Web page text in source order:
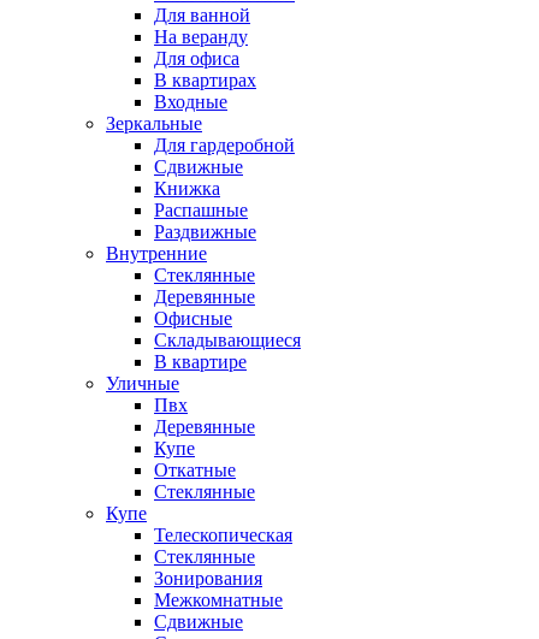
Для ванной
На веранду
Для офиса
В квартирах
Входные
Зеркальные
Для гардеробной
Сдвижные
Книжка
Распашные
Раздвижные
Внутренние
Стеклянные
Деревянные
Офисные
Складывающиеся
В квартире
Уличные
Пвх
Деревянные
Купе
Откатные
Стеклянные
Купе
Телескопическая
Стеклянные
Зонирования
Межкомнатные
Сдвижные